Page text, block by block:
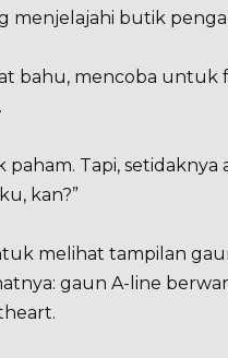
menjelajahi butik
bahu, mencoba untuk
paham. Tapi,
kan?”
melihat tampilan
gaun A-line